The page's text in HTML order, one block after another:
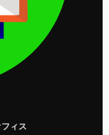
ィス